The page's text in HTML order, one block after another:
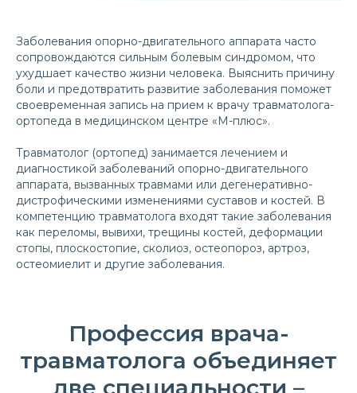
Заболевания опорно-двигательного аппарата часто
сопровождаются сильным болевым синдромом, что
ухудшает качество жизни человека. Выяснить причину
боли и предотвратить развитие заболевания поможет
своевременная запись на прием к врачу травматолога-
ортопеда в медицинском центре «М-плюс».
Травматолог (ортопед) занимается лечением и
диагностикой заболеваний опорно-двигательного
аппарата, вызванных травмами или дегенеративно-
дистрофическими изменениями суставов и костей. В
компетенцию травматолога входят такие заболевания
как переломы, вывихи, трещины костей, деформации
стопы, плоскостопие, сколиоз, остеопороз, артроз,
остеомиелит и другие заболевания.
Профессия врача-
травматолога объединяет
две специальности –